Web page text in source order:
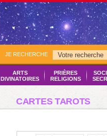
JE RECHERCHE
ARTS
DIVINATOIRES
PRIÈRES
RELIGIONS
CARTES TAROTS